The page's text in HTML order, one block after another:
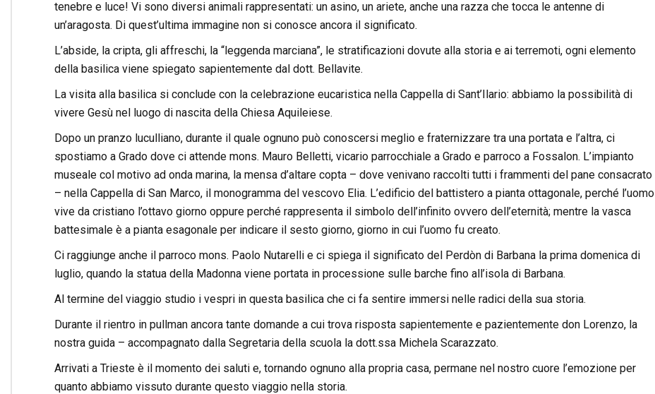
tenebre e luce! Vi sono diversi animali rappresentati: un asino, un ariete, anche una razza che tocca le antenne di
un’aragosta. Di quest’ultima immagine non si conosce ancora il significato.
L’abside, la cripta, gli affreschi, la “leggenda marciana”, le stratificazioni dovute alla storia e ai terremoti, ogni elemento
della basilica viene spiegato sapientemente dal dott. Bellavite.
La visita alla basilica si conclude con la celebrazione eucaristica nella Cappella di Sant’Ilario: abbiamo la possibilità di
vivere Gesù nel luogo di nascita della Chiesa Aquileiese.
Dopo un pranzo luculliano, durante il quale ognuno può conoscersi meglio e fraternizzare tra una portata e l’altra, ci
spostiamo a Grado dove ci attende mons. Mauro Belletti, vicario parrocchiale a Grado e parroco a Fossalon. L’impianto
museale col motivo ad onda marina, la mensa d’altare copta – dove venivano raccolti tutti i frammenti del pane consacrato
– nella Cappella di San Marco, il monogramma del vescovo Elia. L’edificio del battistero a pianta ottagonale, perché l’uomo
vive da cristiano l’ottavo giorno oppure perché rappresenta il simbolo dell’infinito ovvero dell’eternità; mentre la vasca
battesimale è a pianta esagonale per indicare il sesto giorno, giorno in cui l’uomo fu creato.
Ci raggiunge anche il parroco mons. Paolo Nutarelli e ci spiega il significato del Perdòn di Barbana la prima domenica di
luglio, quando la statua della Madonna viene portata in processione sulle barche fino all’isola di Barbana.
Al termine del viaggio studio i vespri in questa basilica che ci fa sentire immersi nelle radici della sua storia.
Durante il rientro in pullman ancora tante domande a cui trova risposta sapientemente e pazientemente don Lorenzo, la
nostra guida – accompagnato dalla Segretaria della scuola la dott.ssa Michela Scarazzato.
Arrivati a Trieste è il momento dei saluti e, tornando ognuno alla propria casa, permane nel nostro cuore l’emozione per
quanto abbiamo vissuto durante questo viaggio nella storia.